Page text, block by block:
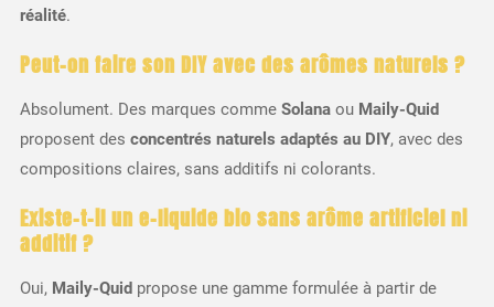
réalité.
Peut-on faire son DIY avec des arômes naturels ?
Absolument. Des marques comme Solanaou Maily-Quid
proposent des concentrés naturels adaptés au DIY, avec des
compositions claires, sans additifs ni colorants.
Existe-t-il un e-liquide bio sans arôme artificiel ni
additif?
Oui, Maily-Quid propose une gamme formulée à partir de